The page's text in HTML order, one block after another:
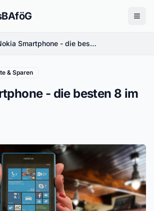
BAföG
Nokia Smartphone - die besten 8 im Vergleich
& Sparen
- die besten 8 im